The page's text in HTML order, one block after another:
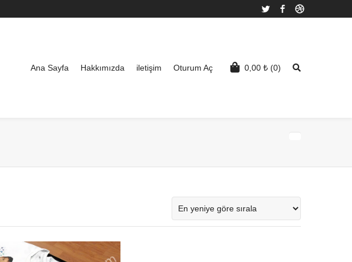
Twitter Facebook
0,00 ₺ (0)
Ana Sayfa Hakkımızda iletişim Oturum Aç